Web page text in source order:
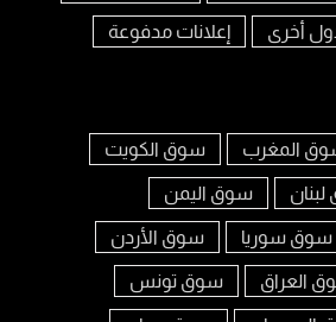
أخرى إعلانات مدفوعة
المغرب سوق الكويت
سوق اليمن
سوق سوريا سوق الأردن
العراق سوق تونس